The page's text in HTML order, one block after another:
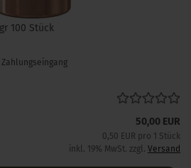
100 Stück
Zahlungseingang
50,00 EUR
0,50 EUR pro 1 Stück
inkl. 19% MwSt. zzgl. Versand